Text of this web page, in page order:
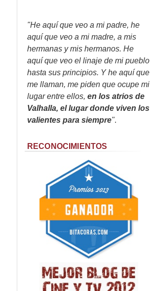
"He aquí que veo a mi padre, he
aquí que veo a mi madre, a mis
hermanas y mis hermanos. He
aquí que veo el linaje de mi pueblo
hasta sus principios. Y he aquí que
me llaman, me piden que ocupe mi
lugar entre ellos, en los atrios de
Valhalla, el lugar donde viven los
valientes para siempre".
RECONOCIMIENTOS